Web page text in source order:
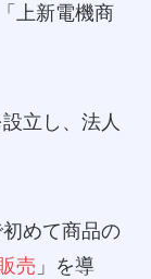
上新電機商
立し、法人
めて商品の
売 」を導